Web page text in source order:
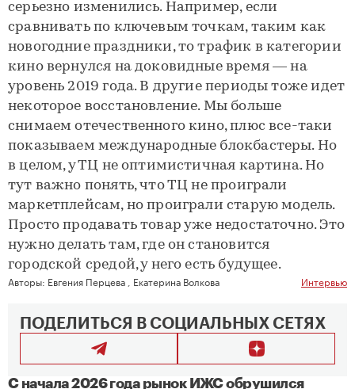
серьезно изменились. Например, если
сравнивать по ключевым точкам, таким как
новогодние праздники, то трафик в категории
кино вернулся на доковидные время — на
уровень 2019 года. В другие периоды тоже идет
некоторое восстановление. Мы больше
снимаем отечественного кино, плюс все-таки
показываем международные блокбастеры. Но
в целом, у ТЦ не оптимистичная картина. Но
тут важно понять, что ТЦ не проиграли
маркетплейсам, но проиграли старую модель.
Просто продавать товар уже недостаточно. Это
нужно делать там, где он становится
городской средой, у него есть будущее.
Авторы: Евгения Перцева Екатерина Волкова Интервью
ПОДЕЛИТЬСЯ В СОЦИАЛЬНЫХ СЕТЯХ
С начала 2026 года рынок ИЖС обрушился